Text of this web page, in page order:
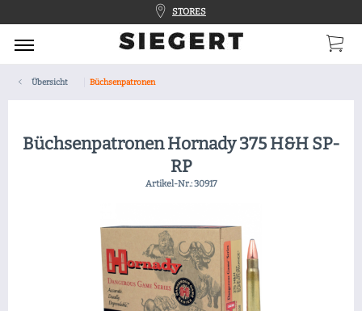
STORES
Übersicht Büchsenpatronen
Büchsenpatronen Hornady 375 H&H SP-
RP
Artikel-Nr.:30917